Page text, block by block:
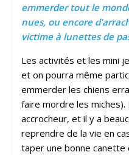
emmerder tout le
nues, ou encore
victime à lunettes de
Les activités et les mini
et on pourra même
emmerder les chiens
faire mordre les
accrocheur, et il y a
reprendre de la vie en
taper une bonne canette